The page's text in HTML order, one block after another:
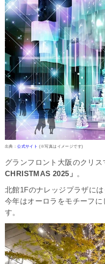
出典：公式サイト (※写真はイメージです)
グランフロント大阪のクリス
CHRISTMAS 2025」
。
北館1Fのナレッジプラザに
今年はオーロラをモチーフに
す。